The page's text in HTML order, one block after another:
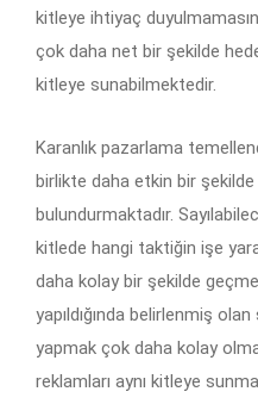
kitleye ihtiyaç
çok daha net bir şekilde
kitleye sunabilmektedir.
Karanlık pazarlama
birlikte daha etkin bir
bulundurmaktadır.
kitlede hangi taktiğin işe
daha kolay bir şekilde
yapıldığında belirlenmiş
yapmak çok daha kolay
reklamları aynı kitleye